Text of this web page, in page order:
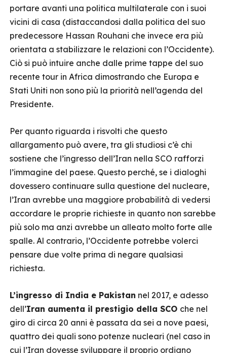
portare avanti una politica multilaterale con i suoi
vicini di casa (distaccandosi dalla politica del suo
predecessore Hassan Rouhani che invece era più
orientata a stabilizzare le relazioni con l’Occidente).
Ciò si può intuire anche dalle prime tappe del suo
recente tour in Africa dimostrando che Europa e
Stati Uniti non sono più la priorità nell’agenda del
Presidente.
Per quanto riguarda i risvolti che questo
allargamento può avere, tra gli studiosi c’è chi
sostiene che l’ingresso dell’Iran nella SCO rafforzi
l’immagine del paese. Questo perché, se i dialoghi
dovessero continuare sulla questione del nucleare,
l’Iran avrebbe una maggiore probabilità di vedersi
accordare le proprie richieste in quanto non sarebbe
più solo ma anzi avrebbe un alleato molto forte alle
spalle. Al contrario, l’Occidente potrebbe volerci
pensare due volte prima di negare qualsiasi
richiesta.
L’ingresso di India e Pakistan nel 2017, e adesso
dell’Iran aumenta il prestigio della SCO che nel
giro di circa 20 anni è passata da sei a nove paesi,
quattro dei quali sono potenze nucleari (nel caso in
cui l’Iran dovesse sviluppare il proprio ordigno